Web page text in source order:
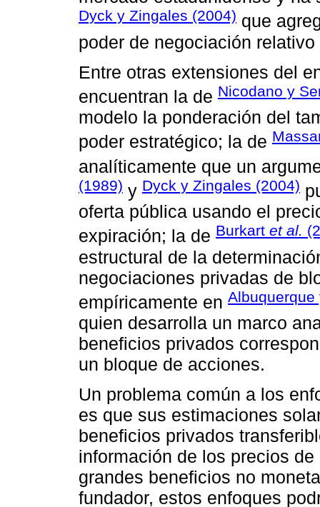
Dyck y Zingales (2004) que
poder de negociación
Entre otras extensiones del
encuentran la de Nicodano y
modelo la ponderación del
poder estratégico; la de
analíticamente que un
(1989) y Dyck y Zingales (2004)
oferta pública usando el
expiración; la de Burkart et al.
estructural de la
negociaciones privadas de
empíricamente en
quien desarrolla un marco
beneficios privados
un bloque de acciones.
Un problema común a los
es que sus estimaciones
beneficios privados
información de los precios
grandes beneficios no
fundador, estos enfoques